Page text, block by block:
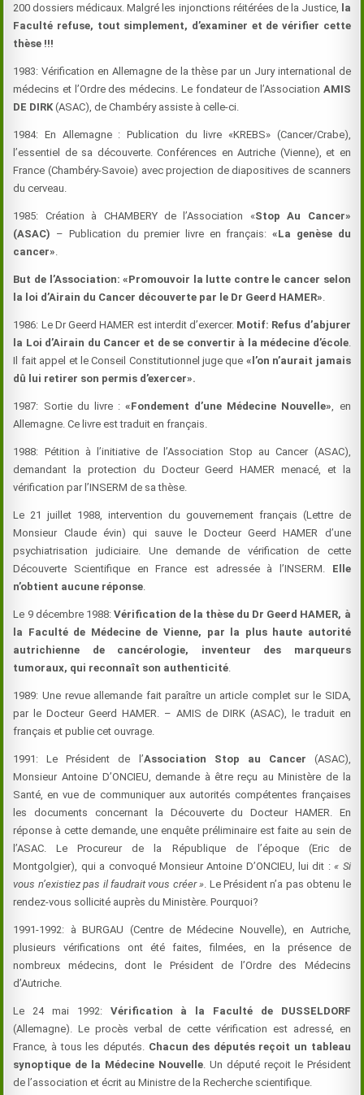
200 dossiers médicaux. Malgré les injonctions réitérées de la Justice,
la
Faculté refuse, tout simplement, d’examiner et de vérifier cette
thèse !!!
1983: Vérification en Allemagne de la thèse par un Jury international de
médecins et l’Ordre des médecins. Le fondateur de l’Association AMIS
DE DIRK (ASAC), de Chambéry assiste à celle-ci.
1984: En Allemagne : Publication du livre «KREBS» (Cancer/Crabe),
l’essentiel de sa découverte. Conférences en Autriche (Vienne), et en
France (Chambéry-Savoie) avec projection de diapositives de scanners
du cerveau.
1985: Création à CHAMBERY de l’Association «Stop Au Cancer»
(ASAC) – Publication du premier livre en français:«La genèse du
cancer»
But de l’Association: «Promouvoir la lutte contre le cancer selon
la loi d’Airain du Cancer découverte par le Dr Geerd HAMER»
1986: Le Dr Geerd HAMER est interdit d’exercer. Motif: Refus d’abjurer
la Loi d’Airain du Cancer et de se convertir à la médecine d’école.
Il fait appel et le Conseil Constitutionnel juge que «l’on n’aurait jamais
dû lui retirer son permis d’exercer».
1987: Sortie du livre :«Fondement d’une Médecine Nouvelle» , en
Allemagne. Ce livre est traduit en français.
1988: Pétition à l’initiative de l’Association Stop au Cancer (ASAC),
demandant la protection du Docteur Geerd HAMER menacé, et la
vérification par l’INSERM de sa thèse.
Le 21 juillet 1988, intervention du gouvernement français (Lettre de
Monsieur Claude évin) qui sauve le Docteur Geerd HAMER d’une
psychiatrisation judiciaire. Une demande de vérification de cette
Découverte Scientifique en France est adressée à l’INSERM. Elle
n’obtient aucune réponse
Le 9 décembre 1988: Vérification de la thèse du Dr Geerd HAMER, à
la Faculté de Médecine de Vienne, par la plus haute autorité
autrichienne de cancérologie, inventeur des marqueurs
tumoraux, qui reconnaît son authenticité
1989: Une revue allemande fait paraître un article complet sur le SIDA,
par le Docteur Geerd HAMER. – AMIS de DIRK (ASAC), le traduit en
français et publie cet ouvrage.
1991: Le Président de l’Association Stop au Cancer (ASAC),
Monsieur Antoine D’ONCIEU, demande à être reçu au Ministère de la
Santé, en vue de communiquer aux autorités compétentes françaises
les documents concernant la Découverte du Docteur HAMER. En
réponse à cette demande, une enquête préliminaire est faite au sein de
l’ASAC. Le Procureur de la République de l’époque (Eric de
Montgolgier), qui a convoqué Monsieur Antoine D’ONCIEU, lui dit :« Si
vous n’existiez pas il faudrait vous créer » . Le Président n’a pas obtenu le
rendez-vous sollicité auprès du Ministère. Pourquoi?
1991-1992: à BURGAU (Centre de Médecine Nouvelle), en Autriche,
plusieurs vérifications ont été faites, filmées, en la présence de
nombreux médecins, dont le Président de l’Ordre des Médecins
d’Autriche.
Le 24 mai 1992: Vérification à la Faculté de DUSSELDORF
(Allemagne). Le procès verbal de cette vérification est adressé, en
France, à tous les députés. Chacun des députés reçoit un tableau
synoptique de la Médecine Nouvelle . Un député reçoit le Président
de l’association et écrit au Ministre de la Recherche scientifique.